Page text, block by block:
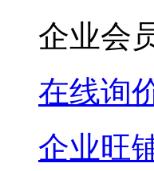
企业会
在线询
企业旺